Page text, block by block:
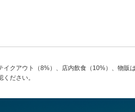
クアウト（8%）、店内飲食（10%）、物
ださい。